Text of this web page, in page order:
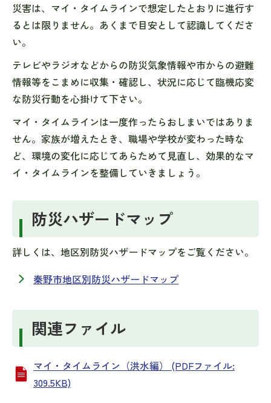
災害は、マイ・タイムラインで想定したとおりに進行す
るとは限りません。あくまで目安として認識してくださ
い。
テレビやラジオなどからの防災気象情報や市からの避難
情報等をこまめに収集・確認し、状況に応じて臨機応変
な防災行動を心掛けて下さい。
マイ・タイムラインは一度作ったらおしまいではありま
せん。家族が増えたとき、職場や学校が変わった時な
ど、環境の変化に応じてあらためて見直し、効果的なマ
イ・タイムラインを整備していきましょう。
防災ハザードマップ
詳しくは、地区別防災ハザードマップをご覧ください。
秦野市地区別防災ハザードマップ
関連ファイル
マイ・タイムライン（洪水編） (PDFファイル:
309.5KB)